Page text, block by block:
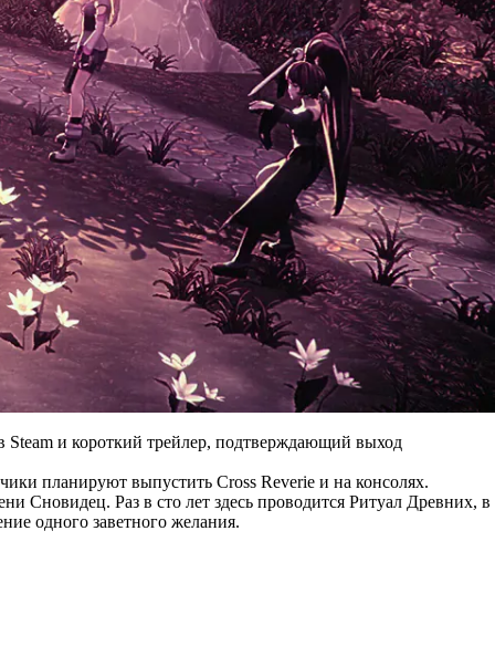
и короткий трейлер, подтверждающий выход
планируют выпустить Cross Reverie и на консолях.
Сновидец. Раз в сто лет здесь проводится Ритуал Древних, в
одного заветного желания.